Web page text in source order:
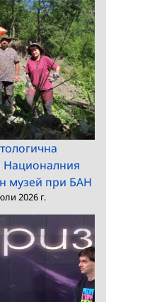
Националния
музей при БАН
2026 г.